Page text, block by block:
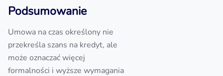
Podsumowanie
Umowa na czas określony nie
przekreśla szans na kredyt, ale
może oznaczać więcej
formalności i wyższe wymagania